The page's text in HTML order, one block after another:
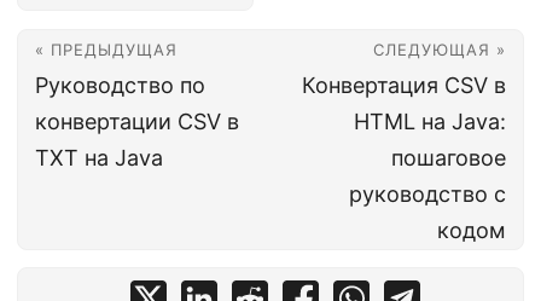
« ПРЕДЫДУЩАЯ
Руководство по
конвертации CSV в
TXT на Java
СЛЕДУЮЩАЯ »
Конвертация CSV в
HTML на Java:
пошаговое
руководство с
кодом